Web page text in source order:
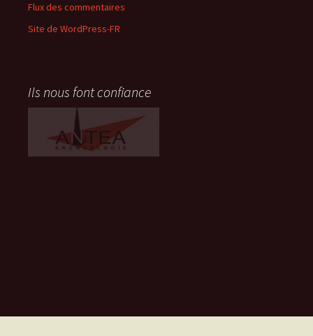
Flux des commentaires
Site de WordPress-FR
Ils nous font confiance